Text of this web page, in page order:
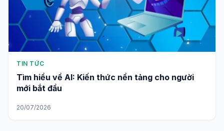
TIN TỨC
Tìm hiểu về AI: Kiến thức nền tảng cho người
mới bắt đầu
20/07/2026